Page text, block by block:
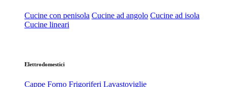
Cucine con penisola Cucine ad angolo Cucine ad isola
Cucine lineari
Elettrodomestici
Cappe Forno Frigoriferi Lavastoviglie